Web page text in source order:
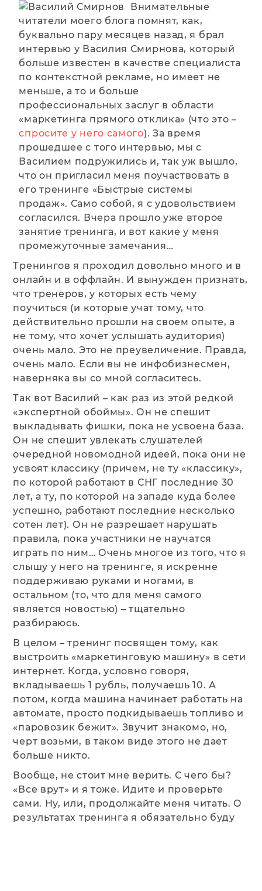
Внимательные
читатели моего блога помнят, как,
буквально пару месяцев назад, я брал
интервью у Василия Смирнова, который
больше известен в качестве специалиста
по контекстной рекламе, но имеет не
меньше, а то и больше
профессиональных заслуг в области
«маркетинга прямого отклика» (что это –
спросите у него самого). За время
прошедшее с того интервью, мы с
Василием подружились и, так уж вышло,
что он пригласил меня поучаствовать в
его тренинге «Быстрые системы
продаж». Само собой, я с удовольствием
согласился. Вчера прошло уже второе
занятие тренинга, и вот какие у меня
промежуточные замечания…
Тренингов я проходил довольно много и в
онлайн и в оффлайн. И вынужден признать,
что тренеров, у которых есть чему
поучиться (и которые учат тому, что
действительно прошли на своем опыте, а
не тому, что хочет услышать аудитория)
очень мало. Это не преувеличение. Правда,
очень мало. Если вы не инфобизнесмен,
наверняка вы со мной согласитесь.
Так вот Василий – как раз из этой редкой
«экспертной обоймы». Он не спешит
выкладывать фишки, пока не усвоена база.
Он не спешит увлекать слушателей
очередной новомодной идеей, пока они не
усвоят классику (причем, не ту «классику»,
по которой работают в СНГ последние 30
лет, а ту, по которой на западе куда более
успешно, работают последние несколько
сотен лет). Он не разрешает нарушать
правила, пока участники не научатся
играть по ним… Очень многое из того, что я
слышу у него на тренинге, я искренне
поддерживаю руками и ногами, в
остальном (то, что для меня самого
является новостью) – тщательно
разбираюсь.
В целом – тренинг посвящен тому, как
выстроить «маркетинговую машину» в сети
интернет. Когда, условно говоря,
вкладываешь 1 рубль, получаешь 10. А
потом, когда машина начинает работать на
автомате, просто подкидываешь топливо и
«паровозик бежит». Звучит знакомо, но,
черт возьми, в таком виде этого не дает
больше никто.
Вообще, не стоит мне верить. С чего бы?
«Все врут» и я тоже. Идите и проверьте
сами. Ну, или, продолжайте меня читать. О
результатах тренинга я обязательно буду